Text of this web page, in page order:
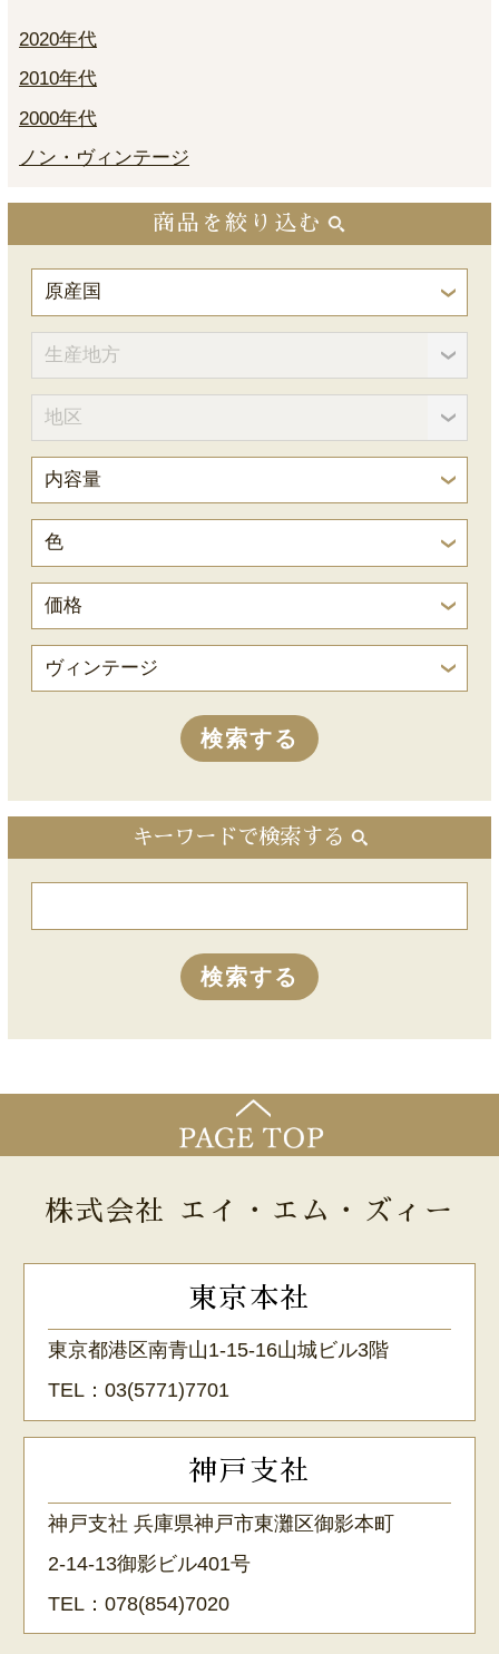
2020年代
2010年代
2000年代
ノン・ヴィンテージ
商品を絞り込む
キーワードで検索する
株式会社 エイ・エム・ズィー
東京本社
東京都港区南青山1-15-16山城ビル3階
TEL：03(5771)7701
神戸支社
神戸支社 兵庫県神戸市東灘区御影本町
2-14-13御影ビル401号
TEL：078(854)7020